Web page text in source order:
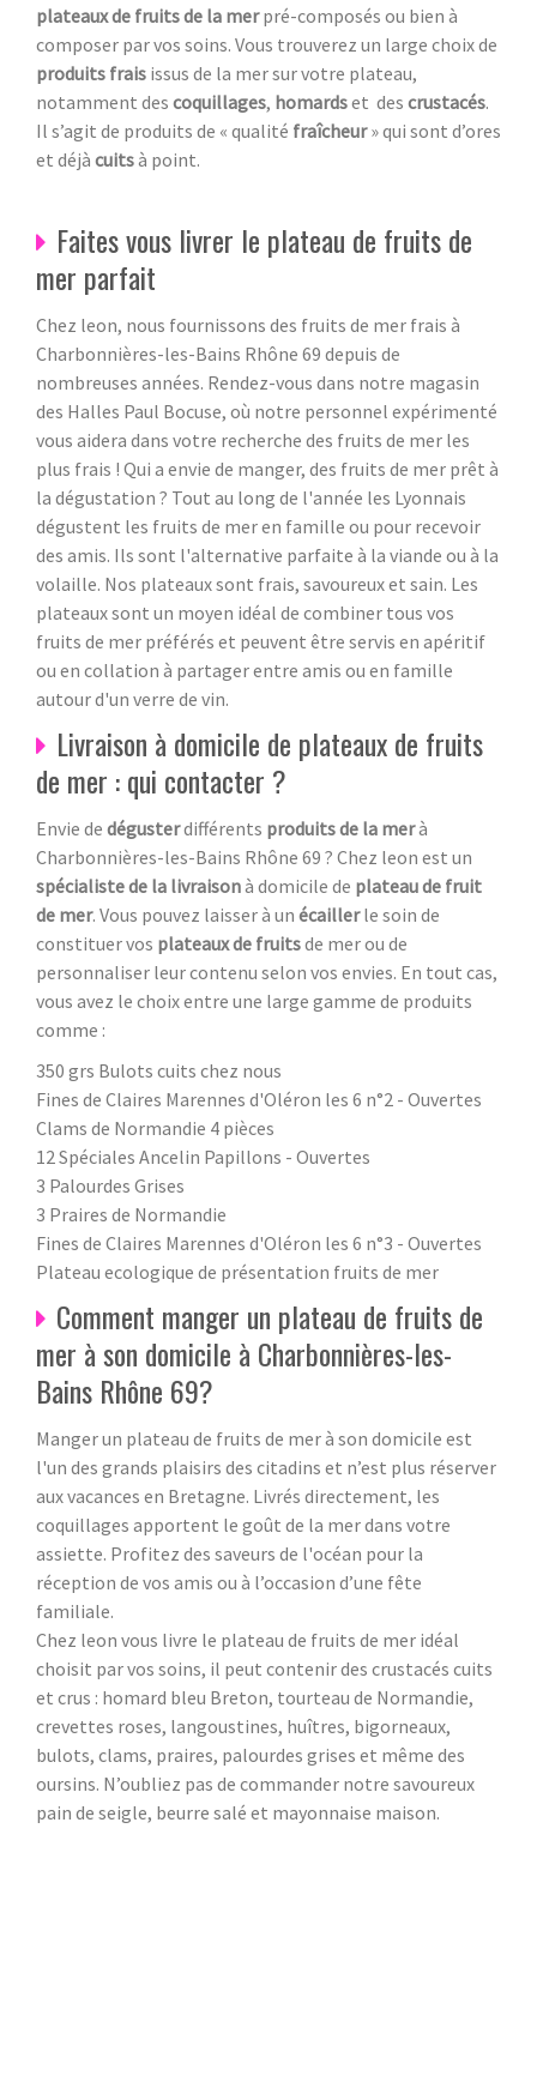
plateaux de fruits de la merpré-composés ou bien à
composer par vos soins. Vous trouverez un large choix de
produits frais issus de la mer sur votre plateau,
notamment des coquillages, homardset des crustacés.
Il s’agit de produits de « qualité fraîcheur» qui sont d’ores
et déjà cuitsà point.
Faites vous livrer le plateau de fruits de
mer parfait
Chez leon, nous fournissons des fruits de mer frais à
Charbonnières-les-Bains Rhône 69 depuis de
nombreuses années. Rendez-vous dans notre magasin
des Halles Paul Bocuse, où notre personnel expérimenté
vous aidera dans votre recherche des fruits de mer les
plus frais ! Qui a envie de manger, des fruits de mer prêt à
la dégustation ? Tout au long de l'année les Lyonnais
dégustent les fruits de mer en famille ou pour recevoir
des amis. Ils sont l'alternative parfaite à la viande ou à la
volaille. Nos plateaux sont frais, savoureux et sain. Les
plateaux sont un moyen idéal de combiner tous vos
fruits de mer préférés et peuvent être servis en apéritif
ou en collation à partager entre amis ou en famille
autour d'un verre de vin.
Livraison à domicile de plateaux de fruits
de mer : qui contacter ?
Envie de dégusterdifférents produits de la merà
Charbonnières-les-Bains Rhône 69 ? Chez leon est un
spécialiste de la livraisonà domicile de plateau de fruit
de mer. Vous pouvez laisser à un écaillerle soin de
constituer vos plateaux de fruitsde mer ou de
personnaliser leur contenu selon vos envies. En tout cas,
vous avez le choix entre une large gamme de produits
comme :
350 grs Bulots cuits chez nous
Fines de Claires Marennes d'Oléron les 6 n°2 - Ouvertes
Clams de Normandie 4 pièces
12 Spéciales Ancelin Papillons - Ouvertes
3 Palourdes Grises
3 Praires de Normandie
Fines de Claires Marennes d'Oléron les 6 n°3 - Ouvertes
Plateau ecologique de présentation fruits de mer
Comment manger un plateau de fruits de
mer à son domicile à Charbonnières-les-
Bains Rhône 69?
Manger un plateau de fruits de mer à son domicile est
l'un des grands plaisirs des citadins et n’est plus réserver
aux vacances en Bretagne. Livrés directement, les
coquillages apportent le goût de la mer dans votre
assiette. Profitez des saveurs de l'océan pour la
réception de vos amis ou à l’occasion d’une fête
familiale.
Chez leon vous livre le plateau de fruits de mer idéal
choisit par vos soins, il peut contenir des crustacés cuits
et crus : homard bleu Breton, tourteau de Normandie,
crevettes roses, langoustines, huîtres, bigorneaux,
bulots, clams, praires, palourdes grises et même des
oursins. N’oubliez pas de commander notre savoureux
pain de seigle, beurre salé et mayonnaise maison.